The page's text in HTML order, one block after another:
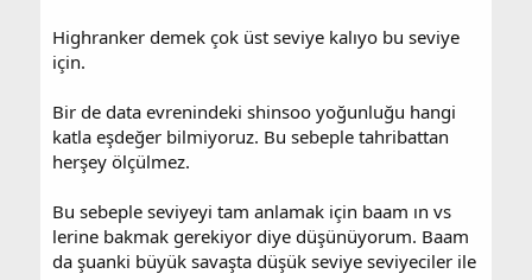
Highranker demek çok üst seviye kalıyo bu seviye
için.
Bir de data evrenindeki shinsoo yoğunluğu hangi
katla eşdeğer bilmiyoruz. Bu sebeple tahribattan
herşey ölçülmez.
Bu sebeple seviyeyi tam anlamak için baam ın vs
lerine bakmak gerekiyor diye düşünüyorum. Baam
da şuanki büyük savaşta düşük seviye seviyeciler ile